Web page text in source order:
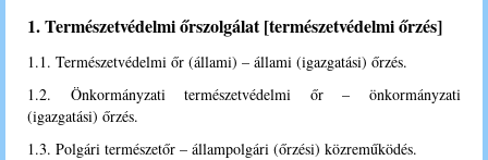
1. Természetvédelmi őrszolgálat[természetvédelmi őrzés]
1.1. Természetvédelmi őr (állami) – állami (igazgatási) őrzés.
1.2. Önkormányzati természetvédelmi őr – önkormányzati
(igazgatási) őrzés.
1.3. Polgári természetőr – állampolgári (őrzési) közreműködés.